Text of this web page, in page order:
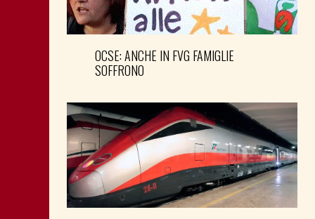
OCSE: ANCHE IN FVG FAMIGLIE
SOFFRONO